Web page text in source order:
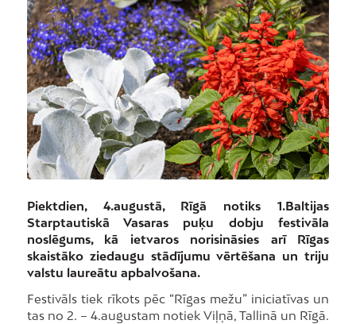
Piektdien, 4.augustā, Rīgā notiks 1.Baltijas
Starptautiskā Vasaras puķu dobju festivāla
noslēgums, kā ietvaros norisināsies arī Rīgas
skaistāko ziedaugu stādījumu vērtēšana un triju
valstu laureātu apbalvošana.
Festivāls tiek rīkots pēc “Rīgas mežu” iniciatīvas un
tas no 2. – 4.augustam notiek Viļņā, Tallinā un Rīgā.